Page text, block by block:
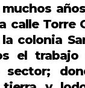
calle Torre
colonia
el trabajo
sector;